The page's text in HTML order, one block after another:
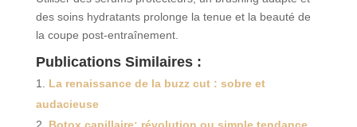
des soins hydratants prolonge la tenue et la beauté de
la coupe post-entraînement.
Publications Similaires :
La renaissance de la buzz cut : sobre et
audacieuse